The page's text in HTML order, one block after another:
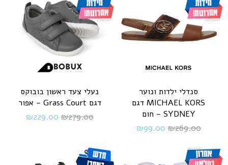
סנדלי ילדות ונוער
MICHAEL KORS דגם
SYDNEY – חום
₪269.00
₪99.00
נעלי צעד ראשון בובוקס
דגם Grass Court – אפור
₪279.00
₪229.00